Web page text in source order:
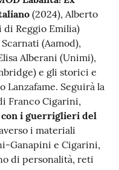
(2024), Alberto
di Reggio Emilia)
(Aamod),
Alberani (Unimi),
e gli storici e
Seguirà la
Franco Cigarini,
i guerriglieri del
i materiali
Ganapini e Cigarini,
di personalità, reti